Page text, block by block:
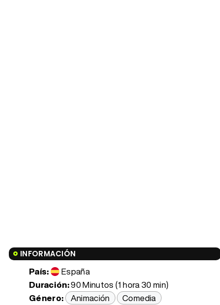
INFORMACIÓN
País:
España
Duración:90 Minutos (1 hora 30 min)
Género: Animación
Comedia